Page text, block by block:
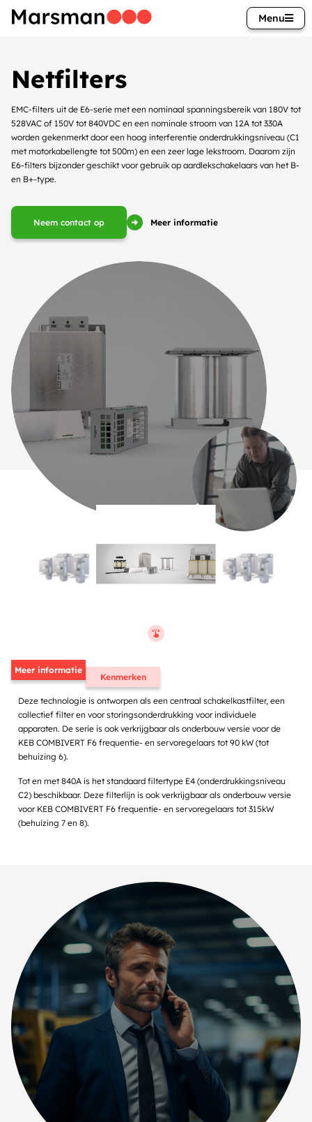
Menu
Netfilters
EMC-filters uit de E6-serie met een nominaal spanningsbereik van 180V tot
528VAC of 150V tot 840VDC en een nominale stroom van 12A tot 330A
worden gekenmerkt door een hoog interferentie onderdrukkingsniveau (C1
met motorkabellengte tot 500m) en een zeer lage lekstroom. Daarom zijn
E6-filters bijzonder geschikt voor gebruik op aardlekschakelaars van het B-
en B+-type.
Neem contact op Meer informatie
Meer informatie
Kenmerken
Deze technologie is ontworpen als een centraal schakelkastfilter, een
collectief filter en voor storingsonderdrukking voor individuele
apparaten. De serie is ook verkrijgbaar als onderbouw versie voor de
KEB COMBIVERT F6 frequentie- en servoregelaars tot 90 kW (tot
behuizing 6).
Tot en met 840A is het standaard filtertype E4 (onderdrukkingsniveau
C2) beschikbaar. Deze filterlijn is ook verkrijgbaar als onderbouw versie
voor KEB COMBIVERT F6 frequentie- en servoregelaars tot 315kW
(behuizing 7 en 8).